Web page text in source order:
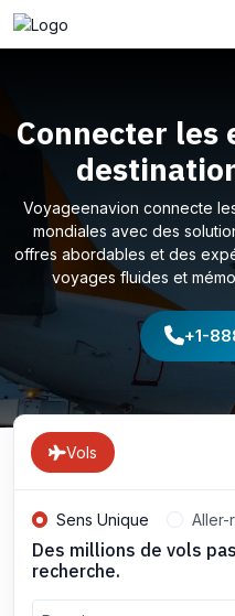
Connecter les
Voyageenavion connecte
mondiales avec des
offres abordables et des
voyages fluides et
+1-
Vols
Sens Unique Aller-
Des millions de vols
recherche.